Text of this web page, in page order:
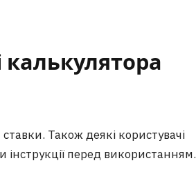
Також деякі користувачі
інструкції перед використанням.